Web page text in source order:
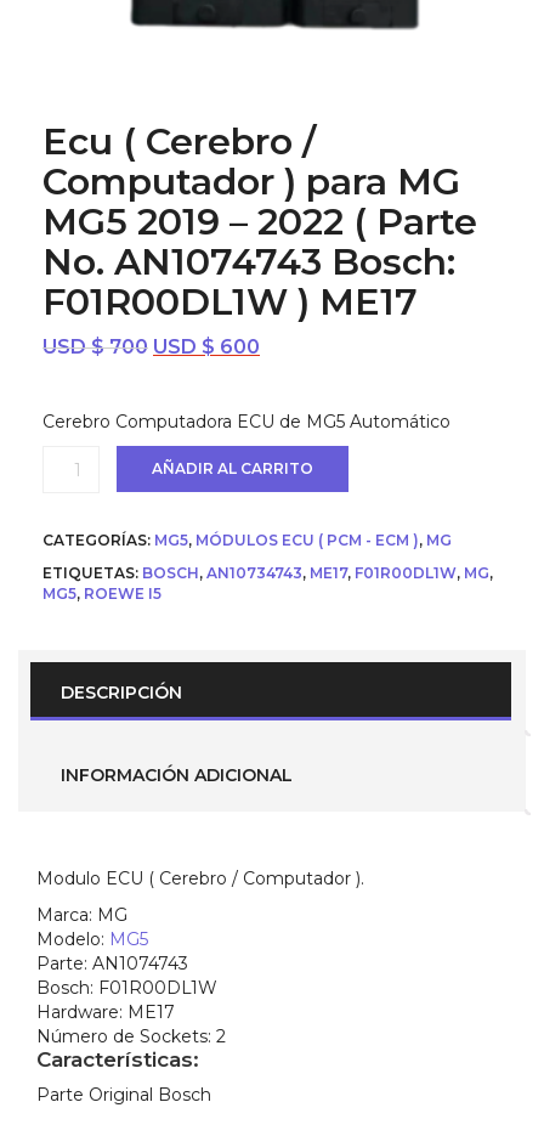
Ecu ( Cerebro /
Computador ) para MG
MG5 2019 – 2022 ( Parte
No. AN1074743 Bosch:
F01R00DL1W ) ME17
USD $700 El
era:
USD
$ 700.
USD $ 600
es:
USD
$ 600.
Cerebro Computadora ECU de MG5 Automático
/
Computador
)
para
2022
(
AN1074743
cantidad
AÑADIR AL CARRITO
CATEGORÍAS: MG5, MÓDULOS ECU ( PCM - ECM ), MG
ETIQUETAS: BOSCH, AN10734743, ME17, F01R00DL1W, MG,
MG5, ROEWE I5
DESCRIPCIÓN
INFORMACIÓN ADICIONAL
Modulo ECU ( Cerebro / Computador ).
Marca: MG
Modelo: MG5
Parte: AN1074743
Bosch: F01R00DL1W
Hardware: ME17
Número de Sockets: 2
Características:
Parte Original Bosch